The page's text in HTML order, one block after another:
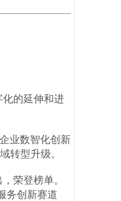
的延伸和进
业数智化创新
转型升级。
荣登榜单。
务创新赛道